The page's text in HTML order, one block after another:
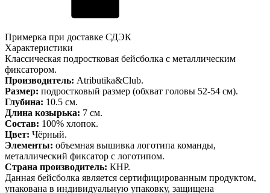
Примерка при доставке СДЭК
Характеристики
Классическая подростковая бейсболка с металлическим
фиксатором.
Производитель: Atributika&Club.
Размер: подростковый размер (обхват головы 52-54 см).
Глубина: 10.5 см.
Длина козырька: 7 см.
Состав: 100% хлопок.
Цвет: Чёрный.
Элементы: объемная вышивка логотипа команды,
металлический фиксатор с логотипом.
Страна производитель: КНР.
Данная бейсболка является сертифицированным продуктом,
упакована в индивидуальную упаковку, защищена